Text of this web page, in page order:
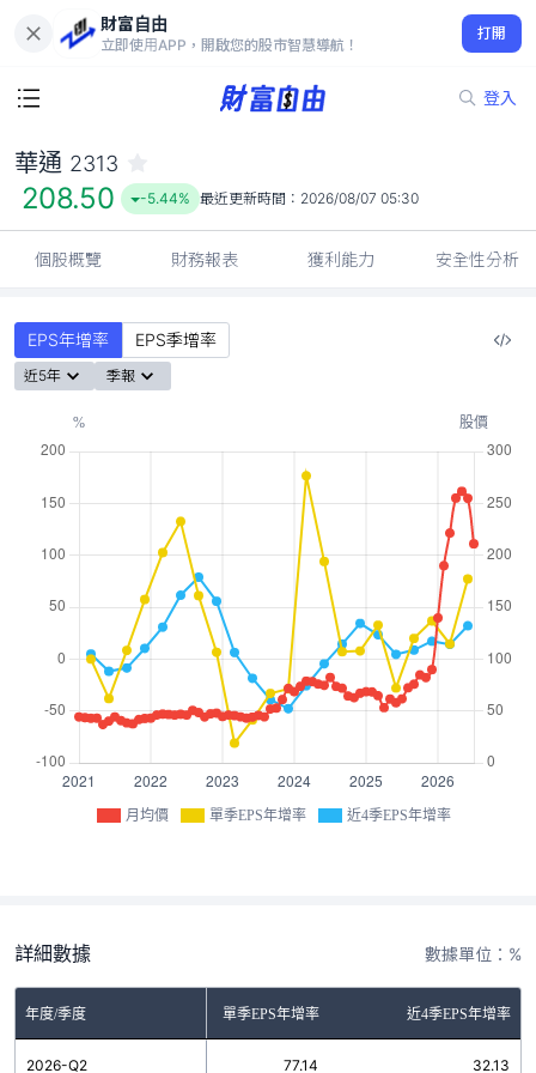
財富自由
立即使用APP，開啟您的股市智慧導航！
打開
登入
208.50
-5.44%
華通 2313
208.50 -5.44% 最近更新時間： 2026/08/07 05:30
個股概覽 財務報表 獲利能力 安全性分析
EPS年增率 EPS季增率
近5年 季報
月均價 單季EPS年增率 近4季EPS年增率
詳細數據 數據單位：%
年度/季度 單季EPS年增率 近4季EPS年增率
2026-Q2 77.14 32.13